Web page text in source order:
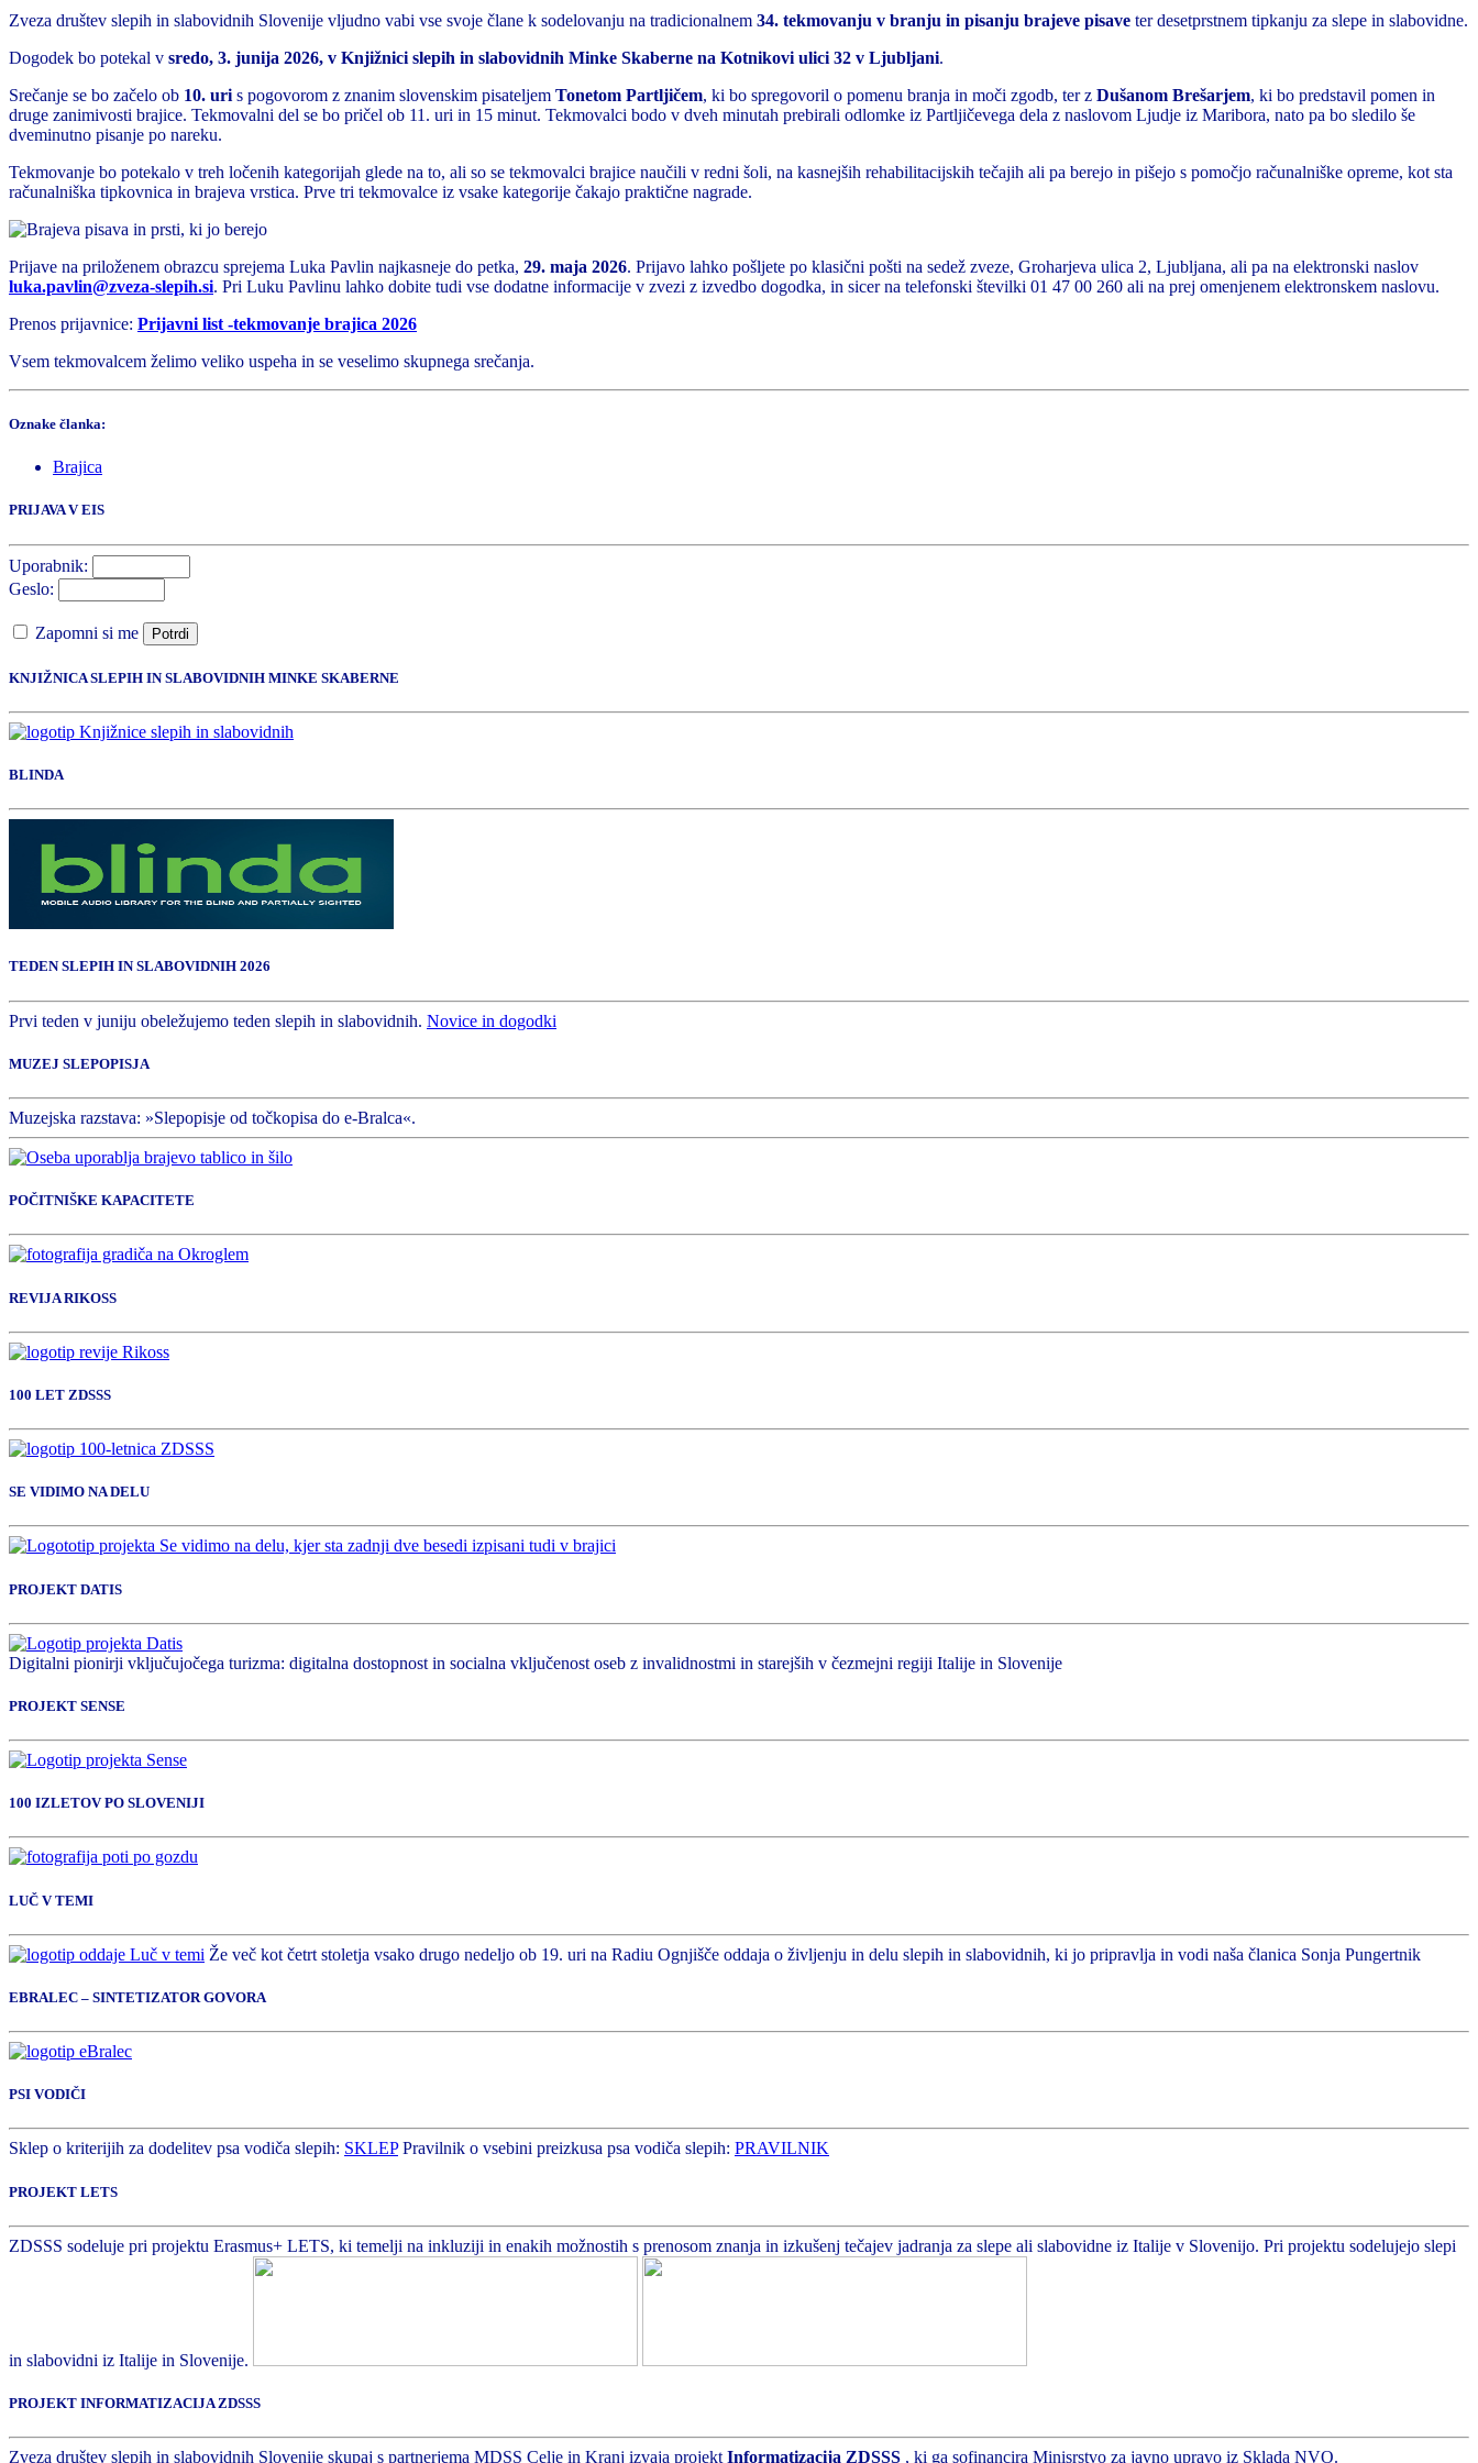
Zveza društev slepih in slabovidnih Slovenije vljudno vabi vse svoje člane k sodelovanju na tradicionalnem 34. tekmovanju v branju in pisanju brajeve pisave ter desetprstnem tipkanju za slepe in slabovidne.
Dogodek bo potekal v sredo, 3. junija 2026, v Knjižnici slepih in slabovidnih Minke Skaberne na Kotnikovi ulici 32 v Ljubljani.
Srečanje se bo začelo ob 10. uri s pogovorom z znanim slovenskim pisateljem Tonetom Partljičem, ki bo spregovoril o pomenu branja in moči zgodb, ter z Dušanom Brešarjem, ki bo predstavil pomen in
druge zanimivosti brajice. Tekmovalni del se bo pričel ob 11. uri in 15 minut. Tekmovalci bodo v dveh minutah prebirali odlomke iz Partljičevega dela z naslovom Ljudje iz Maribora, nato pa bo sledilo še
dveminutno pisanje po nareku.
Tekmovanje bo potekalo v treh ločenih kategorijah glede na to, ali so se tekmovalci brajice naučili v redni šoli, na kasnejših rehabilitacijskih tečajih ali pa berejo in pišejo s pomočjo računalniške opreme, kot sta
računalniška tipkovnica in brajeva vrstica. Prve tri tekmovalce iz vsake kategorije čakajo praktične nagrade.
Prijave na priloženem obrazcu sprejema Luka Pavlin najkasneje do petka, 29. maja 2026. Prijavo lahko pošljete po klasični pošti na sedež zveze, Groharjeva ulica 2, Ljubljana, ali pa na elektronski naslov
luka.pavlin@zveza-slepih.si. Pri Luku Pavlinu lahko dobite tudi vse dodatne informacije v zvezi z izvedbo dogodka, in sicer na telefonski številki 01 47 00 260 ali na prej omenjenem elektronskem naslovu.
Prenos prijavnice: Prijavni list -tekmovanje brajica 2026
Vsem tekmovalcem želimo veliko uspeha in se veselimo skupnega srečanja.
Oznake članka:
Brajica
PRIJAVA V EIS
Uporabnik:
Geslo:
Zapomni si me Potrdi
KNJIŽNICA SLEPIH IN SLABOVIDNIH MINKE SKABERNE
BLINDA
TEDEN SLEPIH IN SLABOVIDNIH 2026
Prvi teden v juniju obeležujemo teden slepih in slabovidnih. Novice in dogodki
MUZEJ SLEPOPISJA
Muzejska razstava: »Slepopisje od točkopisa do e-Bralca«.
POČITNIŠKE KAPACITETE
REVIJA RIKOSS
100 LET ZDSSS
SE VIDIMO NA DELU
PROJEKT DATIS
Digitalni pionirji vključujočega turizma: digitalna dostopnost in socialna vključenost oseb z invalidnostmi in starejših v čezmejni regiji Italije in Slovenije
PROJEKT SENSE
100 IZLETOV PO SLOVENIJI
LUČ V TEMI
Že več kot četrt stoletja vsako drugo nedeljo ob 19. uri na Radiu Ognjišče oddaja o življenju in delu slepih in slabovidnih, ki jo pripravlja in vodi naša članica Sonja Pungertnik
EBRALEC – SINTETIZATOR GOVORA
PSI VODIČI
Sklep o kriterijih za dodelitev psa vodiča slepih: SKLEPPravilnik o vsebini preizkusa psa vodiča slepih: PRAVILNIK
PROJEKT LETS
ZDSSS sodeluje pri projektu Erasmus+ LETS, ki temelji na inkluziji in enakih možnostih s prenosom znanja in izkušenj tečajev jadranja za slepe ali slabovidne iz Italije v Slovenijo. Pri projektu sodelujejo slepi
in slabovidni iz Italije in Slovenije.
PROJEKT INFORMATIZACIJA ZDSSS
Zveza društev slepih in slabovidnih Slovenije skupaj s partnerjema MDSS Celje in Kranj izvaja projekt Informatizacija ZDSSS , ki ga sofinancira Minisrstvo za javno upravo iz Sklada NVO.